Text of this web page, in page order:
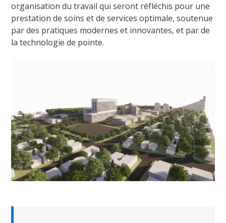
organisation du travail qui seront réfléchis pour une
prestation de soins et de services optimale, soutenue
par des pratiques modernes et innovantes, et par de
la technologie de pointe.